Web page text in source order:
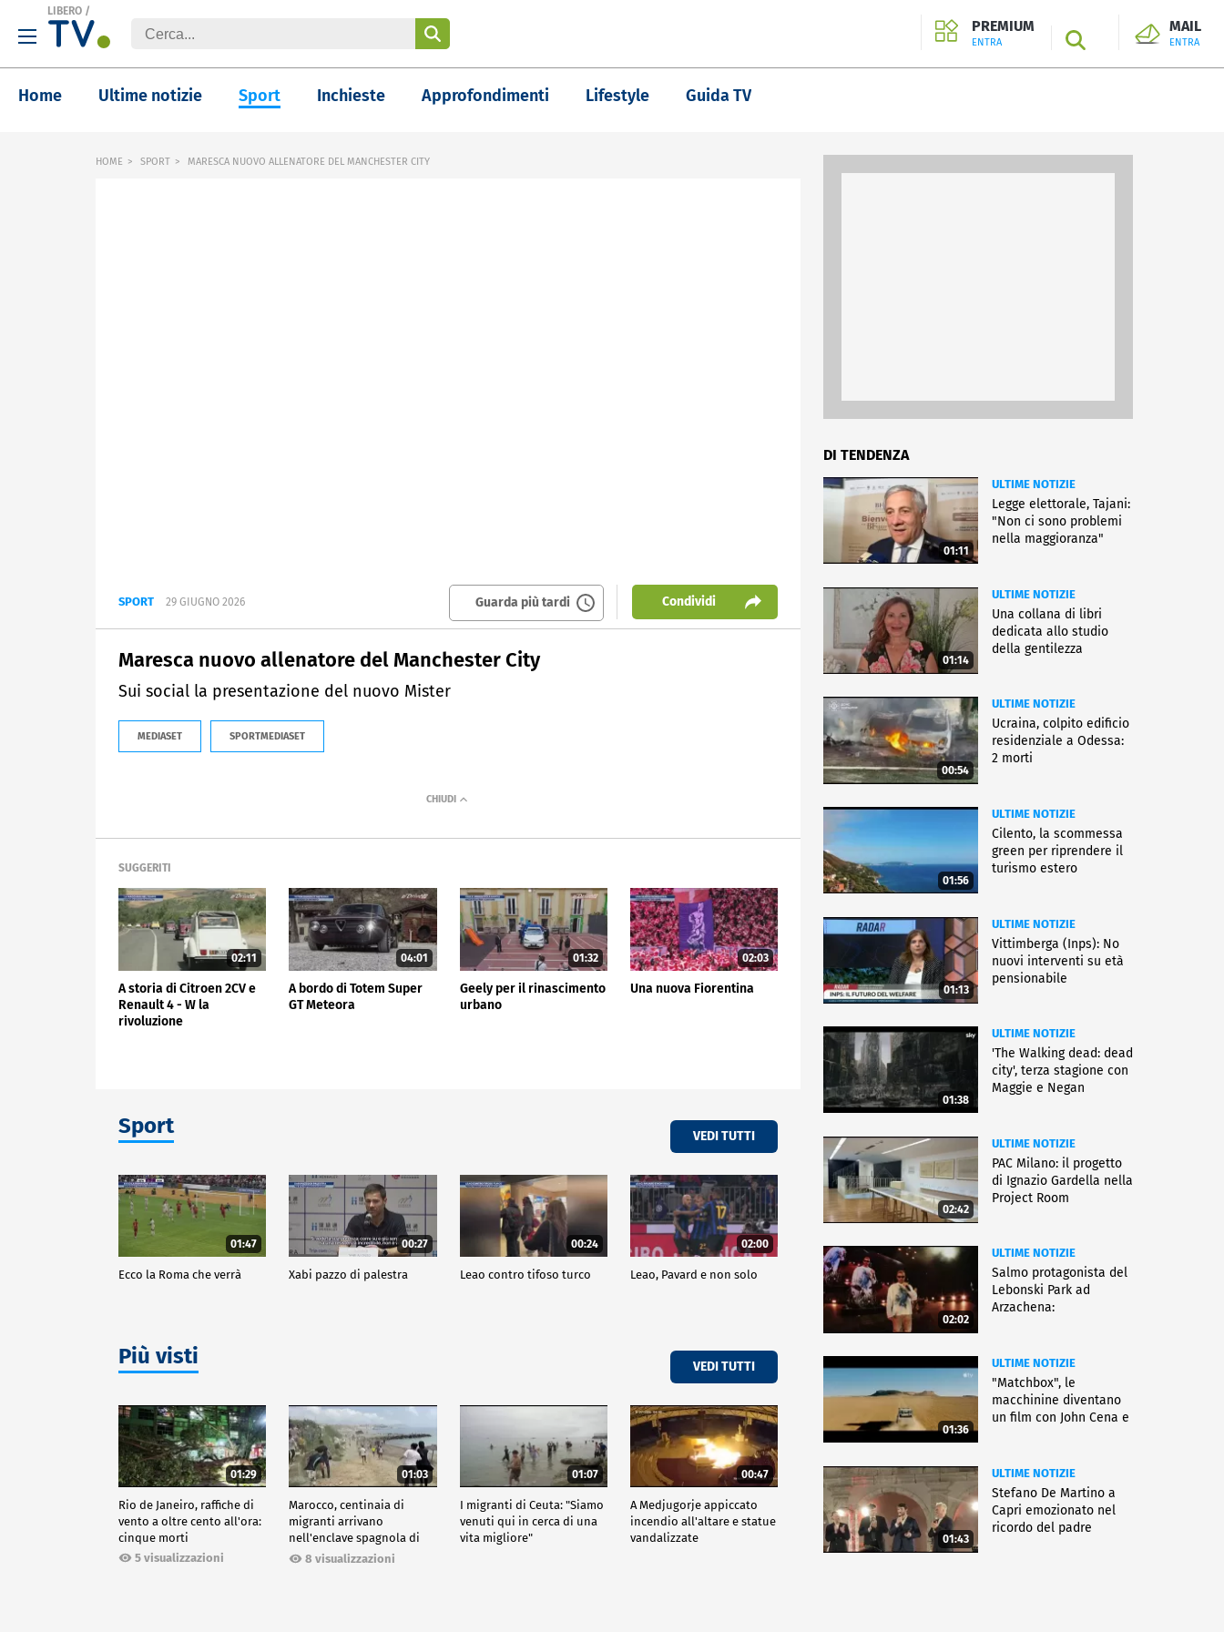
LIBERO /
PREMIUM
ENTRA SEARCH
MAIL
ENTRA
Home Ultime notizie Sport Inchieste Approfondimenti Lifestyle Guida TV
HOME SPORT MARESCA NUOVO ALLENATORE DEL MANCHESTER CITY
SPORT 29 GIUGNO 2026 Guarda più tardi Condividi
Maresca nuovo allenatore del Manchester City
Sui social la presentazione del nuovo Mister
MEDIASET SPORTMEDIASET
SUGGERITI
02:11
A storia di Citroen 2CV e
Renault 4 - W la
rivoluzione
04:01
A bordo di Totem Super
GT Meteora
01:32
Geely per il rinascimento
urbano
02:03
Una nuova Fiorentina
Sport VEDI TUTTI
01:47
Ecco la Roma che verrà
00:27
Xabi pazzo di palestra
00:24
Leao contro tifoso turco
02:00
Leao, Pavard e non solo
Più visti VEDI TUTTI
01:29
Rio de Janeiro, raffiche di
vento a oltre cento all'ora:
cinque morti
5 visualizzazioni
01:03
Marocco, centinaia di
migranti arrivano
nell'enclave spagnola di
Ceuta8 visualizzazioni
01:07
I migranti di Ceuta: "Siamo
venuti qui in cerca di una
vita migliore"
00:47
A Medjugorje appiccato
incendio all'altare e statue
vandalizzate
DI TENDENZA
01:11
ULTIME NOTIZIE
Legge elettorale, Tajani:
"Non ci sono problemi
nella maggioranza"
01:14
ULTIME NOTIZIE
Una collana di libri
dedicata allo studio
della gentilezza
00:54
ULTIME NOTIZIE
Ucraina, colpito edificio
residenziale a Odessa:
2 morti
01:56
ULTIME NOTIZIE
Cilento, la scommessa
green per riprendere il
turismo estero
01:13
ULTIME NOTIZIE
Vittimberga (Inps): No
nuovi interventi su età
pensionabile
01:38
ULTIME NOTIZIE
'The Walking dead: dead
city', terza stagione con
Maggie e Negan
02:42
ULTIME NOTIZIE
PAC Milano: il progetto
di Ignazio Gardella nella
Project Room
02:02
ULTIME NOTIZIE
Salmo protagonista del
Lebonski Park ad
Arzachena:
01:36
ULTIME NOTIZIE
"Matchbox", le
macchinine diventano
un film con John Cena e
01:43
ULTIME NOTIZIE
Stefano De Martino a
Capri emozionato nel
ricordo del padre